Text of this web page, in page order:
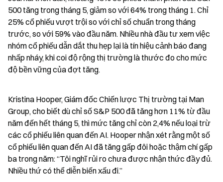
500 tăng trong tháng 5, giảm so với 64% trong tháng 1. Chỉ
25% cổ phiếu vượt trội so với chỉ số chuẩn trong tháng
trước, so với 59% vào đầu năm. Nhiều nhà đầu tư xem việc
nhóm cổ phiếu dẫn dắt thu hẹp lại là tín hiệu cảnh báo đang
nhấp nháy, khi coi độ rộng thị trường là thước đo cho mức
độ bền vững của đợt tăng.
Kristina Hooper, Giám đốc Chiến lược Thị trường tại Man
Group, cho biết dù chỉ số S&P 500 đã tăng hơn 11% từ đầu
năm đến hết tháng 5, thì mức tăng chỉ còn 2,4% nếu loại trừ
các cổ phiếu liên quan đến AI. Hooper nhận xét rằng một số
cổ phiếu liên quan đến AI đã tăng gấp đôi hoặc thậm chí gấp
ba trong năm: “Tôi nghĩ rủi ro chưa được nhận thức đầy đủ.
Nhiều thứ có thể diễn biến xấu đi.”